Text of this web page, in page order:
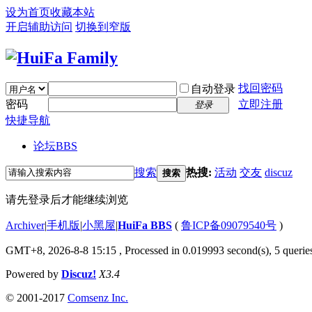
设为首页收藏本站
开启辅助访问 切换到窄版
自动登录 找回密码
密码
登录
立即注册
快捷导航
论坛BBS
搜索 搜索 热搜: 活动 交友 discuz
请先登录后才能继续浏览
Archiver|手机版|小黑屋|HuiFa BBS ( 鲁ICP备09079540号 )
GMT+8, 2026-8-8 15:15 , Processed in 0.019993 second(s), 5
Powered by Discuz! X3.4
© 2001-2017 Comsenz Inc.